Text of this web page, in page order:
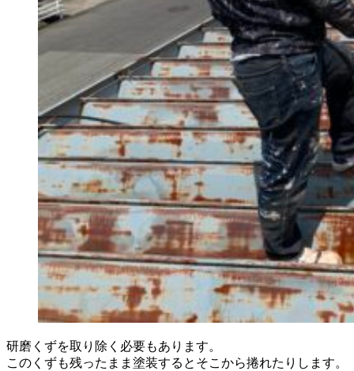
研磨くずを取り除く必要もあります。
このくずも残ったまま塗装するとそこから捲れたりします。